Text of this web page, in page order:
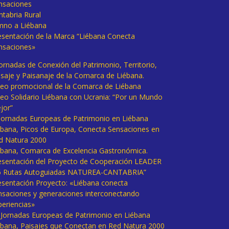
Rural
a Liébana
de la Marca “Liébana Conecta
de Conexión del Patrimonio, Territorio,
y Paisanaje de la Comarca de Liébana.
promocional de la Comarca de Liébana
Solidario Liébana con Ucrania: “Por un Mundo
Europeas de Patrimonio en Liébana
Picos de Europa, Conecta Sensaciones en
Natura 2000
Comarca de Excelencia Gastronómica.
del Proyecto de Cooperación LEADER
Rutas Autoguiadas NATUREA-CANTABRIA”
Proyecto: «Liébana conecta
y generaciones interconectando
Europeas de Patrimonio en Liébana
Paisajes que Conectan en Red Natura 2000